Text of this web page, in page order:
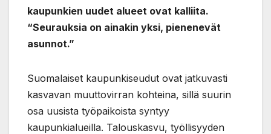
kaupunkien uudet alueet ovat kalliita.
“Seurauksia on ainakin yksi, pienenevät
asunnot.”
Suomalaiset kaupunkiseudut ovat jatkuvasti
kasvavan muuttovirran kohteina, sillä suurin
osa uusista työpaikoista syntyy
kaupunkialueilla. Talouskasvu, työllisyyden